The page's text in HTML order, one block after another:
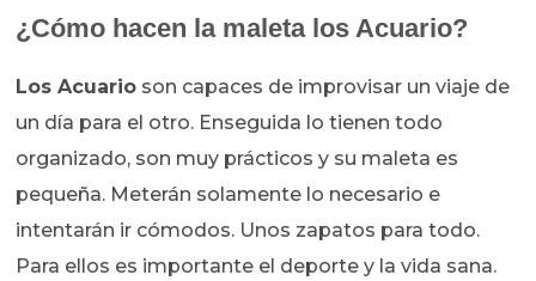
¿Cómo hacen la maleta los Acuario?
Los Acuario son capaces de improvisar un viaje de
un día para el otro. Enseguida lo tienen todo
organizado, son muy prácticos y su maleta es
pequeña. Meterán solamente lo necesario e
intentarán ir cómodos. Unos zapatos para todo.
Para ellos es importante el deporte y la vida sana.